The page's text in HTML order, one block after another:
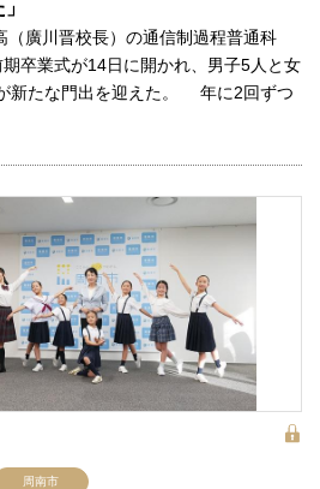
廣川晋校長）の通信制過程普通科
期卒業式が14日に開かれ、男子5人と女
新たな門出を迎えた。 年に2回ずつ
周南市